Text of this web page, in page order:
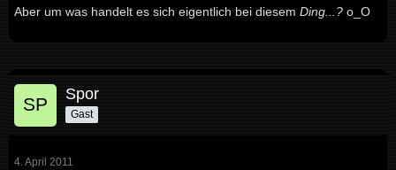
Aber um was handelt es sich eigentlich bei diesem Ding...? o_O
Spor
Gast
4. April 2011